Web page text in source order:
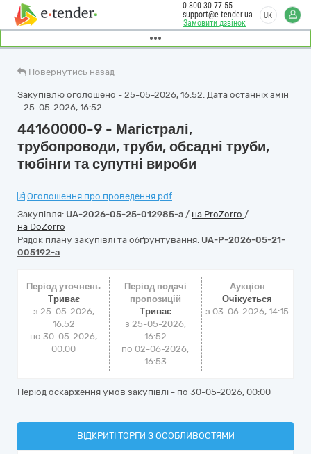
Замовити дзвінок
0 800 30 77 55
support@e-tender.ua
UK
Повернутись назад
Закупівлю оголошено - 25-05-2026, 16:52. Дата останніх змін
- 25-05-2026, 16:52
44160000-9 - Магістралі,
трубопроводи, труби, обсадні труби,
тюбінги та супутні вироби
Оголошення про проведення.pdf
Закупівля: UA-2026-05-25-012985-a / на ProZorro /
на DoZorro
Рядок плану закупівлі та обґрунтування: UA-P-2026-05-21-
005192-a
Період уточнень
Триває
з 25-05-2026,
16:52
по 30-05-2026,
00:00
Період подачі
пропозицій
Триває
з 25-05-2026,
16:52
по 02-06-2026,
16:53
Аукціон
Очікується
з 03-06-2026, 14:15
Період оскарження умов закупівлі - по 30-05-2026, 00:00
ВІДКРИТІ ТОРГИ З ОСОБЛИВОСТЯМИ